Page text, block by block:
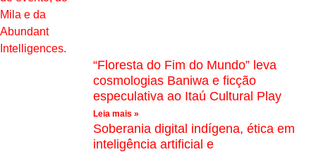
“Floresta do Fim do Mundo” leva
cosmologias Baniwa e ficção
especulativa ao Itaú Cultural Play
Leia mais »
Soberania digital indígena, ética em
inteligência artificial e